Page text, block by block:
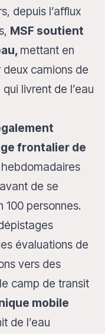
depuis l’afflux
MSF soutient
mettant en
camions de
livrent de l’eau
frontalier de
de se
personnes.
évaluations de
vers des
camp de transit
mobile
de l’eau